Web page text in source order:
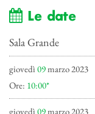
Le date
Sala Grande
giovedì 09marzo 2023
Ore: 10:00*
giovedì 09marzo 2023